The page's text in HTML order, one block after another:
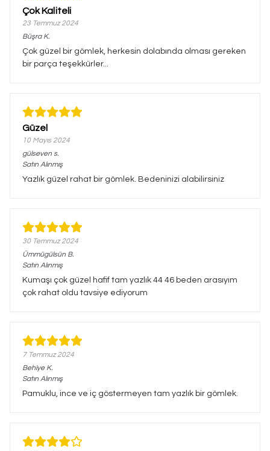
Çok Kaliteli
23 Temmuz 2024
Büşra K.
Çok güzel bir gömlek, herkesin dolabında olması gereken
bir parça teşekkürler...
Güzel
10 Mayıs 2024
gülseven s.
Satın Alınmış
Yazlık güzel rahat bir gömlek. Bedeninizi alabilirsiniz
30 Temmuz 2024
Ümmügülsün B.
Satın Alınmış
Kumaşı çok güzel hafif tam yazlık 44 46 beden arasıyım
çok rahat oldu tavsiye ediyorum
7 Temmuz 2024
Behiye K.
Satın Alınmış
Pamuklu, ince ve iç göstermeyen tam yazlık bir gömlek.